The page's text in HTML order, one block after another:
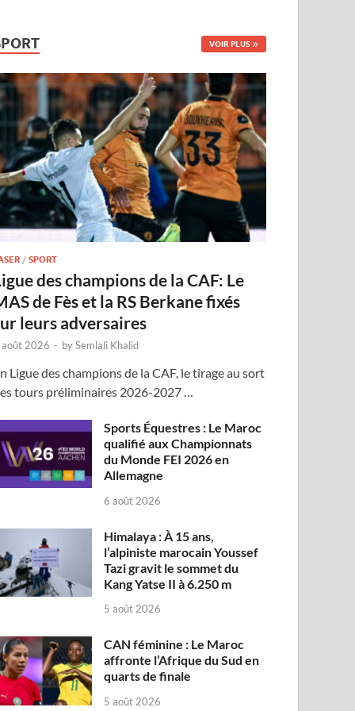
VOIR PLUS
/SPORT
des champions de la CAF: Le
de Fès et la RS Berkane fixés
leurs adversaires
2026 - bySemlali Khalid
Ligue des champions de la CAF, le tirage au sort
tours préliminaires 2026-2027 …
Sports Équestres : Le Maroc
qualifié aux Championnats
du Monde FEI 2026 en
Allemagne
6 août 2026
Himalaya : À 15 ans,
l’alpiniste marocain Youssef
Tazi gravit le sommet du
Kang Yatse II à 6.250 m
5 août 2026
CAN féminine : Le Maroc
affronte l’Afrique du Sud en
quarts de finale
5 août 2026